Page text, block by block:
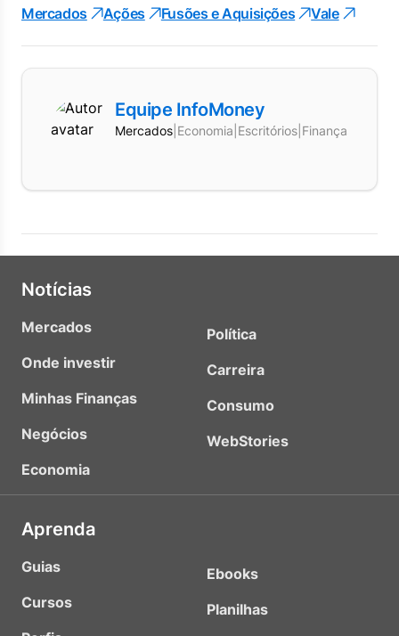
Mercados Ações Fusões e Aquisições Vale
Equipe InfoMoney
Mercados Economia Escritórios Finanças
Notícias
Mercados
Onde investir
Minhas Finanças
Negócios
Economia
Política
Carreira
Consumo
WebStories
Aprenda
Guias
Cursos
Ebooks
Planilhas